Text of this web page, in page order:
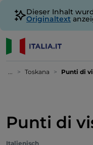
Dieser Inhalt
Originaltext
... Toskana Punti di
Punti di
Italienisch